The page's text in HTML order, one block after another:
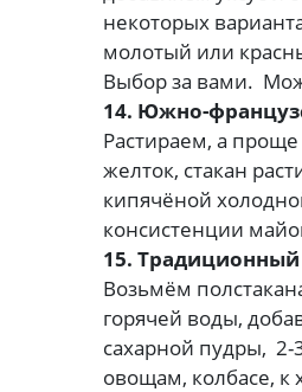
некоторых
молотый или
Выбор за вами.
14. Южно-
Растираем, а
желток, стакан
кипячёной
консистенции
15. Традиционный
Возьмём
горячей воды,
сахарной пудры, 2-
овощам, колбасе, к